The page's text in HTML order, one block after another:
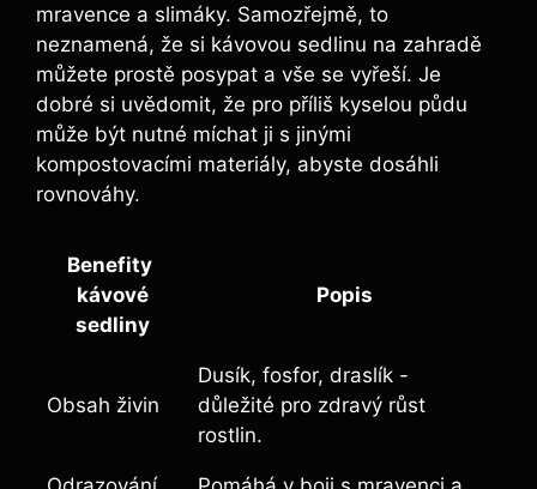
mravence a slimáky. Samozřejmě, to
neznamená, že si kávovou sedlinu na zahradě
můžete ​prostě⁢ posypat ​a vše se vyřeší. Je
dobré si ⁢uvědomit, ⁣že pro příliš kyselou⁣ půdu
může být nutné míchat ‌ji s jinými
‌kompostovacími materiály, abyste dosáhli
rovnováhy.
Benefity ​
kávové
sedliny
Popis
Obsah živin
Dusík, fosfor, draslík ⁤-
důležité ⁢pro zdravý⁢ růst
rostlin.